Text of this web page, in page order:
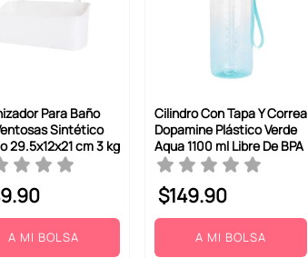
Para Baño
Sintético
29.5x12x21 cm 3 kg
.90
A MI BOLSA
Cilindro Con Tapa Y Correa
Dopamine Plástico Verde
Aqua 1100 ml Libre De BPA
$149.90
A MI BOLSA